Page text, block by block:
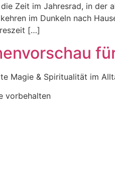
Zeit im Jahresrad, in der
im Dunkeln nach
[…]
Magie & Spiritualität im
vorbehalten